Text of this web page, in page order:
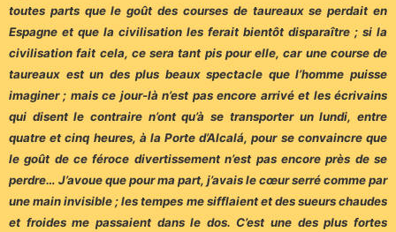
toutes parts que le goût des courses de taureaux se perdait en
Espagne et que la civilisation les ferait bientôt disparaître ; si la
civilisation fait cela, ce sera tant pis pour elle, car une course de
taureaux est un des plus beaux spectacle que l’homme puisse
imaginer ; mais ce jour-là n’est pas encore arrivé et les écrivains
qui disent le contraire n’ont qu’à se transporter un lundi, entre
quatre et cinq heures, à la Porte d’Alcalá, pour se convaincre que
le goût de ce féroce divertissement n’est pas encore près de se
perdre… J’avoue que pour ma part, j’avais le cœur serré comme par
une main invisible ; les tempes me sifflaient et des sueurs chaudes
et froides me passaient dans le dos. C’est une des plus fortes